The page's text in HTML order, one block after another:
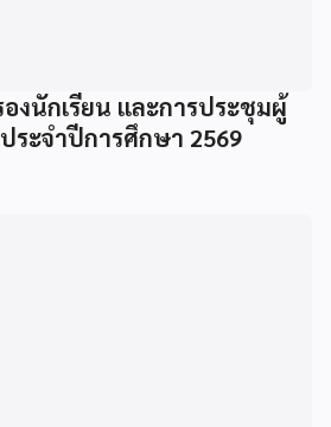
งนักเรียน และการประชุมผู้
ระจำปีการศึกษา 2569